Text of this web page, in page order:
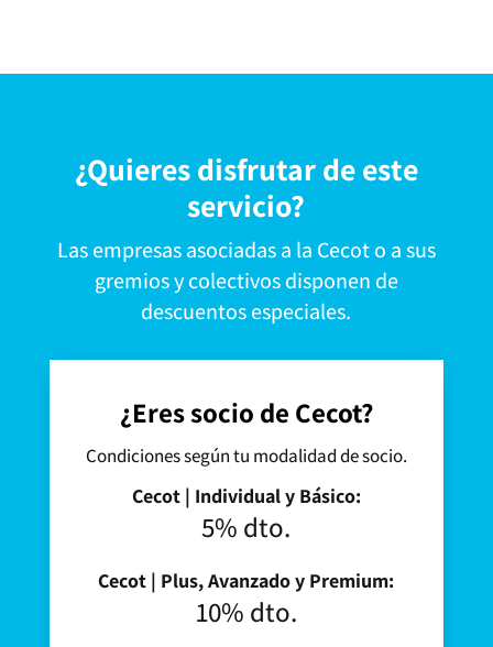
¿Quieres disfrutar de este
servicio?
Las empresas asociadas a la Cecot o a sus
gremios y colectivos disponen de
descuentos especiales.
¿Eres socio de Cecot?
Condiciones según tu modalidad de socio.
Cecot | Individual y Básico:
5% dto.
Cecot | Plus, Avanzado y Premium:
10% dto.